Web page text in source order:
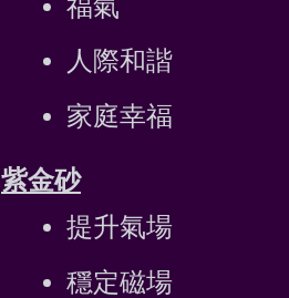
人際和諧
家庭幸福
紫金砂
提升氣場
穩定磁場